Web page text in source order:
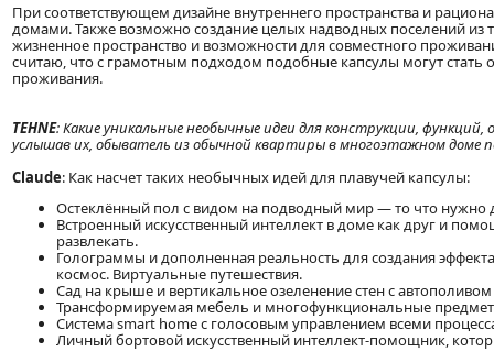
При соответствующем дизайне внутреннего пространства и
домами. Также возможно создание целых надводных поселений из
жизненное пространство и возможности для совместного
считаю, что с грамотным подходом подобные капсулы могут стать
проживания.
TEHNE: Какие уникальные необычные идеи для конструкции,
услышав их, обыватель из обычной квартиры в многоэтажном доме
Claude: Как насчет таких необычных идей для плавучей капсулы:
Остеклённый пол с видом на подводный мир — то что
Встроенный искусственный интеллект в доме как друг и
развлекать.
Голограммы и дополненная реальность для создания
космос. Виртуальные путешествия.
Сад на крыше и вертикальное озеленение стен с
Трансформируемая мебель и многофункциональные
Система smart home с голосовым управлением всеми
Личный бортовой искусственный интеллект-помощник,